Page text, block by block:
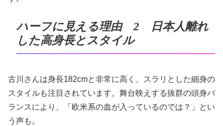
ハーフに見える理由 2 日本人離れ
した高身長とスタイル
古川さんは身長182cmと非常に高く、スラリとした細身の
スタイルも注目されています。舞台映えする抜群の頭身バ
ランスにより、「欧米系の血が入っているのでは？」とい
う声も。